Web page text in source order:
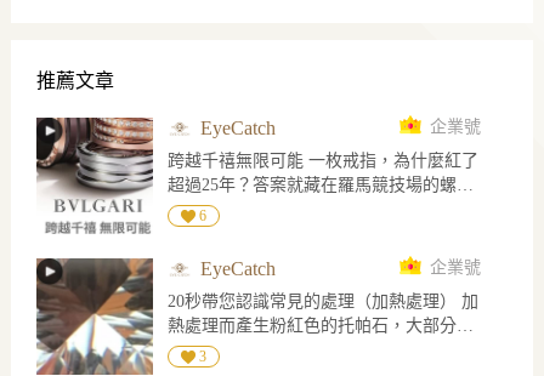
推薦文章
EyeCatch
企業號
跨越千禧無限可能 一枚戒指，為什麼紅了
超過25年？答案就藏在羅馬競技場的螺旋
密碼裡。
6
EyeCatch
企業號
20秒帶您認識常見的處理（加熱處理） 加
熱處理而產生粉紅色的托帕石，大部分的
粉紅托帕石是將含有鉻的黃色和褐色托帕
3